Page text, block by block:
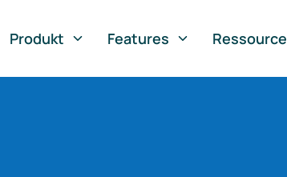
Produkt
Features